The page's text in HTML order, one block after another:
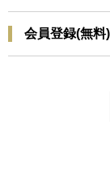
会員登録(無料